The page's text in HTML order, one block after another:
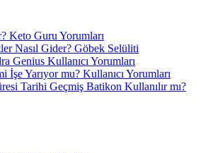
Keto Guru Yorumları
Nasıl Gider? Göbek Selüliti
Genius Kullanıcı Yorumları
İşe Yarıyor mu? Kullanıcı Yorumları
Tarihi Geçmiş Batikon Kullanılır mı?